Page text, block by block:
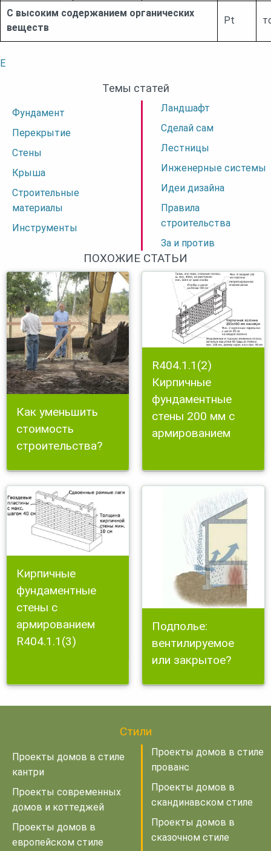
С высоким содержанием органических
веществ
Pt
E
Темы статей
Фундамент
Перекрытие
Стены
Крыша
Строительные
материалы
Инструменты
Ландшафт
Сделай сам
Лестницы
Инженерные системы
Идеи дизайна
Правила
строительства
За и против
ПОХОЖИЕ СТАТЬИ
Как уменьшить
стоимость
строительства?
R404.1.1(2)
Кирпичные
фундаментные
стены 200 мм с
армированием
Кирпичные
фундаментные
стены с
армированием
R404.1.1(3)
Подполье:
вентилируемое
или закрытое?
Стили
Проекты домов в стиле
кантри
Проекты современных
домов и коттеджей
Проекты домов в
европейском стиле
Проекты домов в стиле
прованс
Проекты домов в
скандинавском стиле
Проекты домов в
сказочном стиле